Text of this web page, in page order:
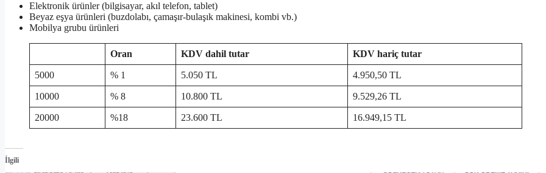
Elektronik ürünler (bilgisayar, akıl telefon, tablet)
Beyaz eşya ürünleri (buzdolabı, çamaşır-bulaşık makinesi, kombi vb.)
Mobilya grubu ürünleri
Oran KDV dahil tutar KDV hariç tutar
5000 % 1 5.050 TL 4.950,50 TL
10000 % 8 10.800 TL 9.529,26 TL
20000 %18 23.600 TL 16.949,15 TL
İlgili